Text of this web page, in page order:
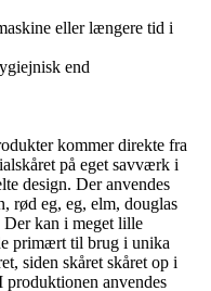
eller længere tid i
end
kommer direkte fra
på eget savværk i
design. Der anvendes
rød eg, eg, elm, douglas
Der kan i meget lille
primært til brug i unika
siden skåret skåret op i
anvendes